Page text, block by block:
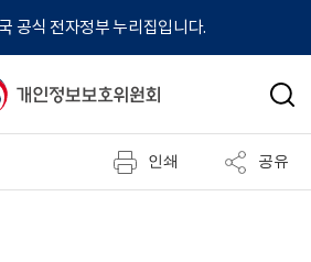
공식 전자정부 누리집입니다.
검
인쇄 공유